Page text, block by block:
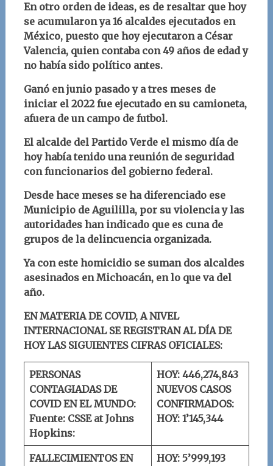
En otro orden de ideas, es de resaltar que hoy
se acumularon ya 16 alcaldes ejecutados en
México, puesto que hoy ejecutaron a César
Valencia, quien contaba con 49 años de edad y
no había sido político antes.
Ganó en junio pasado y a tres meses de
iniciar el 2022 fue ejecutado en su camioneta,
afuera de un campo de futbol.
El alcalde del Partido Verde el mismo día de
hoy había tenido una reunión de seguridad
con funcionarios del gobierno federal.
Desde hace meses se ha diferenciado ese
Municipio de Aguililla, por su violencia y las
autoridades han indicado que es cuna de
grupos de la delincuencia organizada.
Ya con este homicidio se suman dos alcaldes
asesinados en Michoacán, en lo que va del
año.
EN MATERIA DE COVID, A NIVEL
INTERNACIONAL SE REGISTRAN AL DÍA DE
HOY LAS SIGUIENTES CIFRAS OFICIALES:
PERSONAS
CONTAGIADAS DE
COVID EN EL MUNDO:
Fuente: CSSE at Johns
Hopkins:
HOY: 446,274,843
NUEVOS CASOS
CONFIRMADOS:
HOY: 1’145,344
FALLECIMIENTOS EN
HOY: 5’999,193